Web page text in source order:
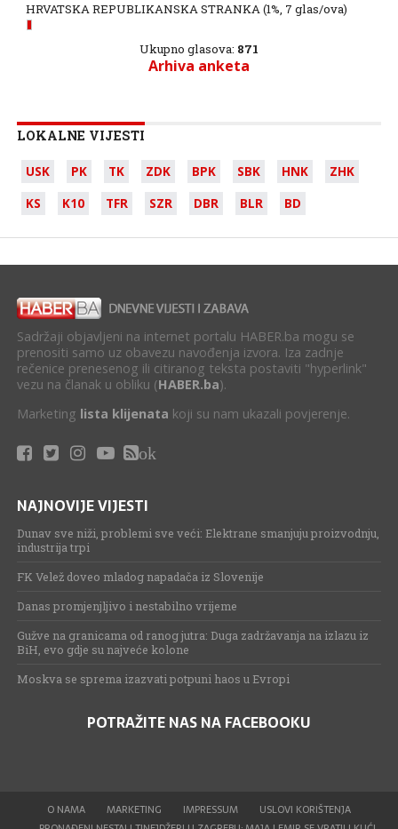
HRVATSKA REPUBLIKANSKA STRANKA(1%, 7 glas/ova)
Ukupno glasova: 871
Arhiva anketa
LOKALNE VIJESTI
USK PK TK ZDK BPK SBK HNK
ZHK
KS
K10 TFR SZR DBR BLR BD
Sadržaji objavljeni na internet portalu HABER.ba mogu se
prenositi samo uz obavezu navođenja izvora. Iza zadnje
rečenice prenesenog ili citiranog teksta postaviti "hyperlink"
vezu na članak u obliku (HABER.ba).
Marketing lista klijenata koji su nam ukazali povjerenje.
ok
NAJNOVIJE VIJESTI
Dunav sve niži, problemi sve veći: Elektrane smanjuju proizvodnju,
industrija trpi
FK Velež doveo mladog napadača iz Slovenije
Danas promjenjljivo i nestabilno vrijeme
Gužve na granicama od ranog jutra: Duga zadržavanja na izlazu iz
BiH, evo gdje su najveće kolone
Moskva se sprema izazvati potpuni haos u Evropi
POTRAŽITE NAS NA FACEBOOKU
O NAMA MARKETING IMPRESSUM
USLOVI KORIŠTENJA